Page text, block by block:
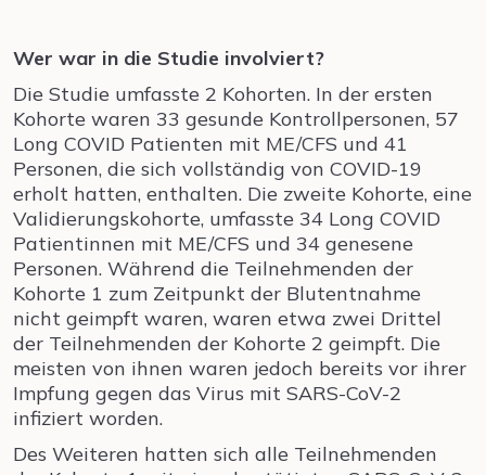
Wer war in die Studie involviert?
Die Studie umfasste 2 Kohorten. In der ersten
Kohorte waren 33 gesunde Kontrollpersonen, 57
Long COVID Patienten mit ME/CFS und 41
Personen, die sich vollständig von COVID-19
erholt hatten, enthalten. Die zweite Kohorte, eine
Validierungskohorte, umfasste 34 Long COVID
Patientinnen mit ME/CFS und 34 genesene
Personen. Während die Teilnehmenden der
Kohorte 1 zum Zeitpunkt der Blutentnahme
nicht geimpft waren, waren etwa zwei Drittel
der Teilnehmenden der Kohorte 2 geimpft. Die
meisten von ihnen waren jedoch bereits vor ihrer
Impfung gegen das Virus mit SARS-CoV-2
infiziert worden.
Des Weiteren hatten sich alle Teilnehmenden